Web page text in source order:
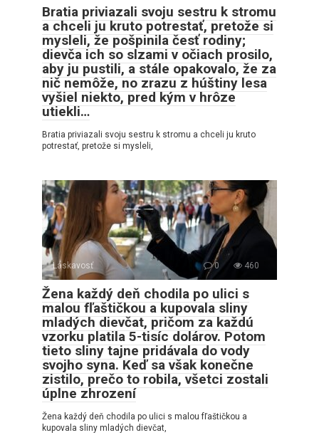
Bratia priviazali svoju sestru k stromu
a chceli ju kruto potrestať, pretože si
mysleli, že pošpinila česť rodiny;
dievča ich so slzami v očiach prosilo,
aby ju pustili, a stále opakovalo, že za
nič nemôže, no zrazu z húštiny lesa
vyšiel niekto, pred kým v hrôze
utiekli…
Bratia priviazali svoju sestru k stromu a chceli ju kruto
potrestať, pretože si mysleli,
Láskavosť 0 460
Žena každý deň chodila po ulici s
malou fľaštičkou a kupovala sliny
mladých dievčat, pričom za každú
vzorku platila 5-tisíc dolárov. Potom
tieto sliny tajne pridávala do vody
svojho syna. Keď sa však konečne
zistilo, prečo to robila, všetci zostali
úplne zhrození
Žena každý deň chodila po ulici s malou fľaštičkou a
kupovala sliny mladých dievčat,